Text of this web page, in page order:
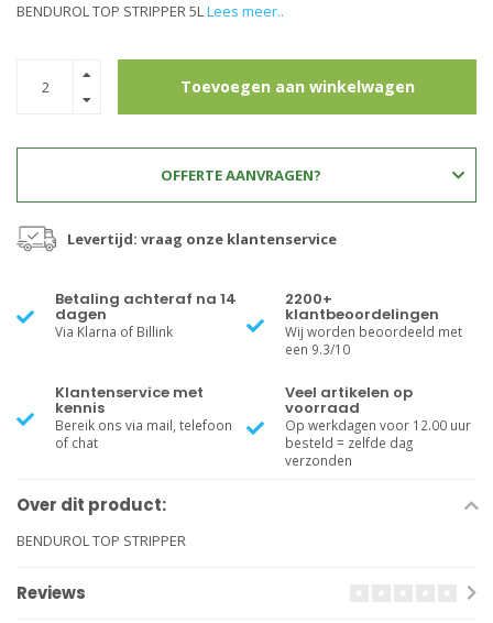
BENDUROL TOP STRIPPER 5LLees meer..
Toevoegen aan winkelwagen
OFFERTE AANVRAGEN?
Levertijd: vraag onze klantenservice
Betaling achteraf na 14
dagen
Via Klarna of Billink
2200+
klantbeoordelingen
Wij worden beoordeeld met
een 9.3/10
Klantenservice met
kennis
Bereik ons via mail, telefoon
of chat
Veel artikelen op
voorraad
Op werkdagen voor 12.00 uur
besteld = zelfde dag
verzonden
Over dit product:
BENDUROL TOP STRIPPER
Reviews